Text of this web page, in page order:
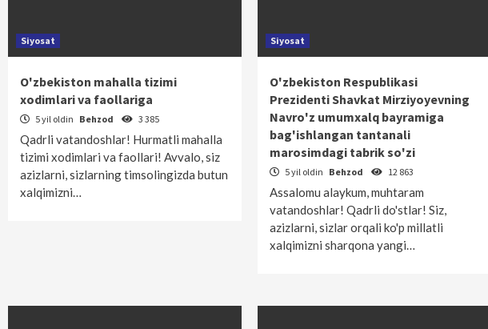
Siyosat
O'zbekiston mahalla tizimi
xodimlari va faollariga
5 yil oldin Behzod 3 385
Qadrli vatandoshlar! Hurmatli mahalla
tizimi xodimlari va faollari! Avvalo, siz
azizlarni, sizlarning timsolingizda butun
xalqimizni…
Siyosat
O'zbekiston Respublikasi
Prezidenti Shavkat Mirziyoyevning
Navro'z umumxalq bayramiga
bag'ishlangan tantanali
marosimdagi tabrik so'zi
5 yil oldin Behzod 12 863
Assalomu alaykum, muhtaram
vatandoshlar! Qadrli do'stlar! Siz,
azizlarni, sizlar orqali ko'p millatli
xalqimizni sharqona yangi…